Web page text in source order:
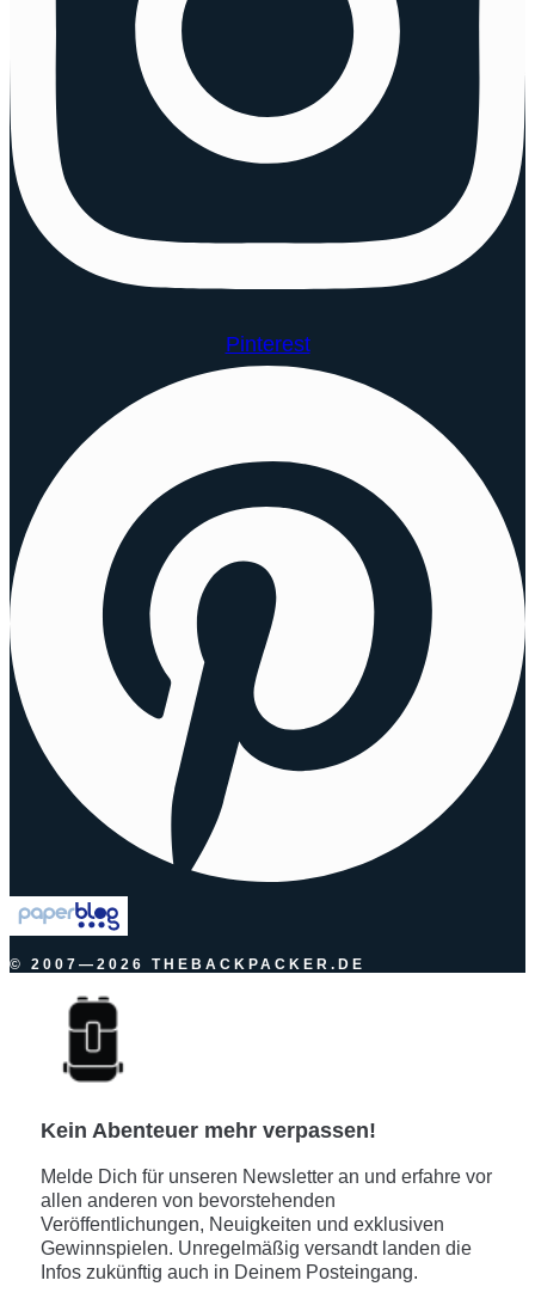
Pinterest
© 2007—2026 THEBACKPACKER.DE
Kein Abenteuer mehr verpassen!
Melde Dich für unseren Newsletter an und erfahre vor
allen anderen von bevorstehenden
Veröffentlichungen, Neuigkeiten und exklusiven
Gewinnspielen. Unregelmäßig versandt landen die
Infos zukünftig auch in Deinem Posteingang.